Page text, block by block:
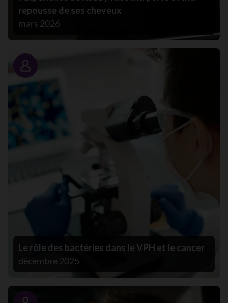
repousse de ses cheveux
mars 2026
Portrait
Le rôle des bactéries dans le VPH et le cancer
décembre 2025